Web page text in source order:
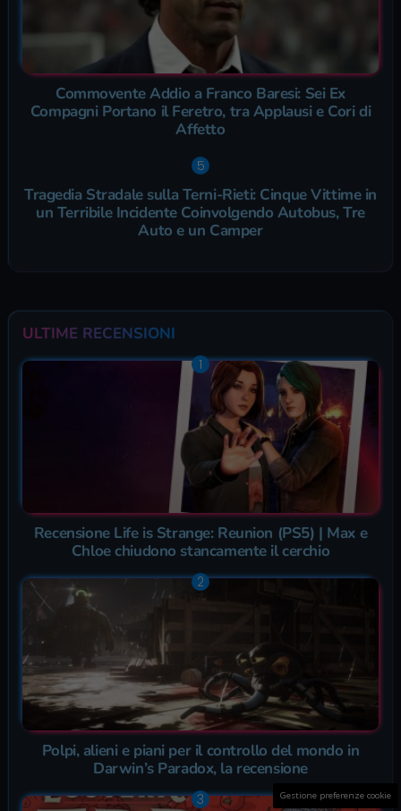
Commovente Addio a Franco Baresi: Sei Ex
Compagni Portano il Feretro, tra Applausi e Cori di
Affetto
Tragedia Stradale sulla Terni-Rieti: Cinque Vittime in
un Terribile Incidente Coinvolgendo Autobus, Tre
Auto e un Camper
ULTIME RECENSIONI
Recensione Life is Strange: Reunion (PS5) | Max e
Chloe chiudono stancamente il cerchio
Polpi, alieni e piani per il controllo del mondo in
Darwin’s Paradox, la recensione
Gestione preferenze cookie